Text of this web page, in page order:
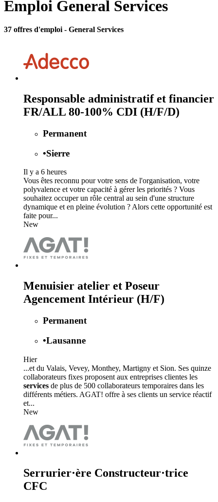
Emploi General Services
37 offres d'emploi - General Services
Responsable administratif et financier
FR/ALL 80-100% CDI (H/F/D)
Permanent
•Sierre
Il y a 6 heures
Vous êtes reconnu pour votre sens de l'organisation, votre
polyvalence et votre capacité à gérer les priorités ? Vous
souhaitez occuper un rôle central au sein d'une structure
dynamique et en pleine évolution ? Alors cette opportunité est
faite pour...
New
Menuisier atelier et Poseur
Agencement Intérieur (H/F)
Permanent
•Lausanne
Hier
...et du Valais, Vevey, Monthey, Martigny et Sion. Ses quinze
collaborateurs fixes proposent aux entreprises clientes les
services de plus de 500 collaborateurs temporaires dans les
différents métiers. AGAT! offre à ses clients un service réactif
et...
New
Serrurier·ère Constructeur·trice
CFC